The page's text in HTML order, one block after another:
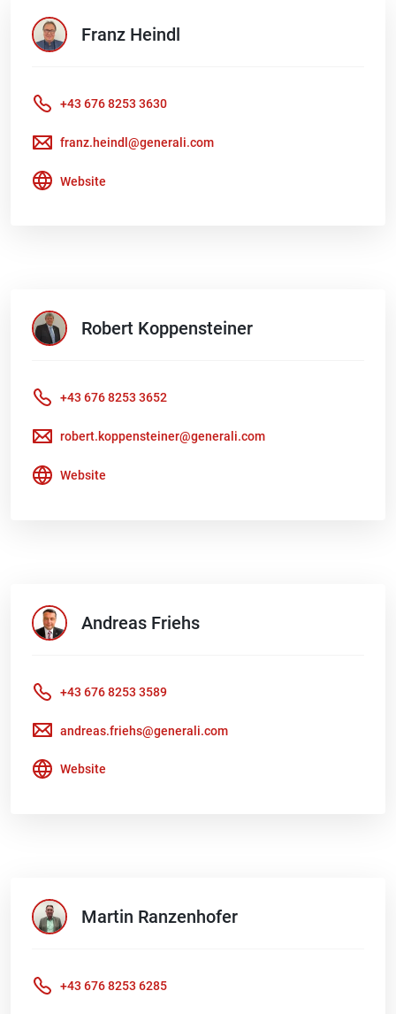
Franz Heindl
+43 676 8253 3630
franz.heindl@generali.com
Website
Robert Koppensteiner
+43 676 8253 3652
robert.koppensteiner@generali.com
Website
Andreas Friehs
+43 676 8253 3589
andreas.friehs@generali.com
Website
Martin Ranzenhofer
+43 676 8253 6285